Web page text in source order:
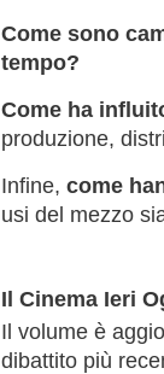
Come sono
tempo?
Come ha
produzione,
Infine, come
usi del mezzo
Il Cinema Ieri
Il volume è
dibattito più